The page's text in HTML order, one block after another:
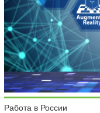
Работа в России